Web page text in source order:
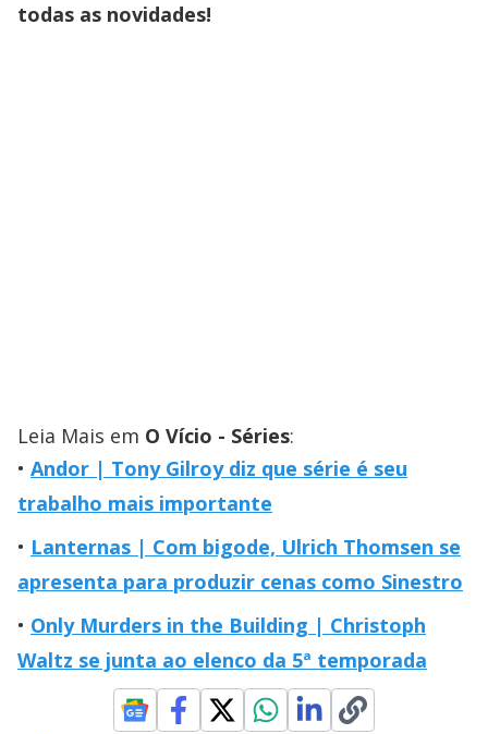
todas as novidades!
Leia Mais em O Vício - Séries:
Andor | Tony Gilroy diz que série é seu
trabalho mais importante
Lanternas | Com bigode, Ulrich Thomsen se
apresenta para produzir cenas como Sinestro
Only Murders in the Building | Christoph
Waltz se junta ao elenco da 5ª temporada